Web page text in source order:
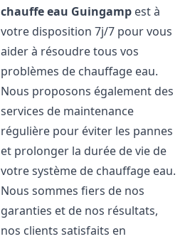
chauffe eau Guingamp est à
votre disposition 7j/7 pour vous
aider à résoudre tous vos
problèmes de chauffage eau.
Nous proposons également des
services de maintenance
régulière pour éviter les pannes
et prolonger la durée de vie de
votre système de chauffage eau.
Nous sommes fiers de nos
garanties et de nos résultats,
nos clients satisfaits en